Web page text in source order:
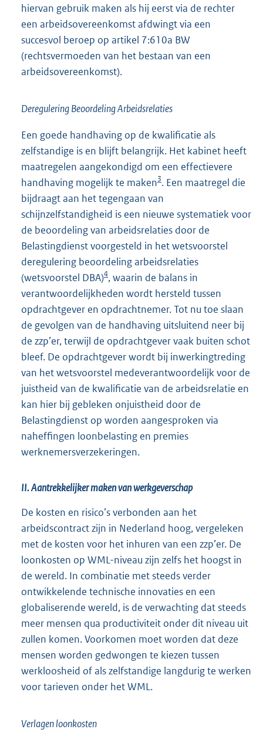
hiervan gebruik maken als hij eerst via de rechter
een arbeidsovereenkomst afdwingt via een
succesvol beroep op artikel 7:610a BW
(rechtsvermoeden van het bestaan van een
arbeidsovereenkomst).
Deregulering Beoordeling Arbeidsrelaties
Een goede handhaving op de kwalificatie als
zelfstandige is en blijft belangrijk. Het kabinet heeft
maatregelen aangekondigd om een effectievere
handhaving mogelijk te maken3. Een maatregel die
bijdraagt aan het tegengaan van
schijnzelfstandigheid is een nieuwe systematiek voor
de beoordeling van arbeidsrelaties door de
Belastingdienst voorgesteld in het wetsvoorstel
deregulering beoordeling arbeidsrelaties
(wetsvoorstel DBA)4, waarin de balans in
verantwoordelijkheden wordt hersteld tussen
opdrachtgever en opdrachtnemer. Tot nu toe slaan
de gevolgen van de handhaving uitsluitend neer bij
de zzp’er, terwijl de opdrachtgever vaak buiten schot
bleef. De opdrachtgever wordt bij inwerkingtreding
van het wetsvoorstel medeverantwoordelijk voor de
juistheid van de kwalificatie van de arbeidsrelatie en
kan hier bij gebleken onjuistheid door de
Belastingdienst op worden aangesproken via
naheffingen loonbelasting en premies
werknemersverzekeringen.
II. Aantrekkelijker maken van werkgeverschap
De kosten en risico’s verbonden aan het
arbeidscontract zijn in Nederland hoog, vergeleken
met de kosten voor het inhuren van een zzp’er. De
loonkosten op WML-niveau zijn zelfs het hoogst in
de wereld. In combinatie met steeds verder
ontwikkelende technische innovaties en een
globaliserende wereld, is de verwachting dat steeds
meer mensen qua productiviteit onder dit niveau uit
zullen komen. Voorkomen moet worden dat deze
mensen worden gedwongen te kiezen tussen
werkloosheid of als zelfstandige langdurig te werken
voor tarieven onder het WML.
Verlagen loonkosten